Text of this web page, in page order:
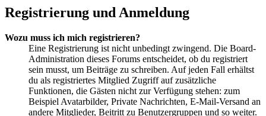
Registrierung und Anmeldung
Wozu muss ich mich registrieren?
Eine Registrierung ist nicht unbedingt zwingend. Die Board-
Administration dieses Forums entscheidet, ob du registriert
sein musst, um Beiträge zu schreiben. Auf jeden Fall erhältst
du als registriertes Mitglied Zugriff auf zusätzliche
Funktionen, die Gästen nicht zur Verfügung stehen: zum
Beispiel Avatarbilder, Private Nachrichten, E-Mail-Versand an
andere Mitglieder, Beitritt zu Benutzergruppen und so weiter.